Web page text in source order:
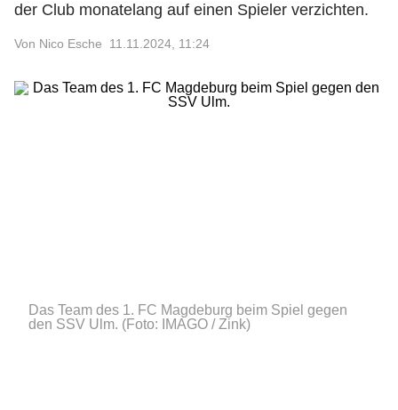
der Club monatelang auf einen Spieler verzichten.
Von Nico Esche 11.11.2024, 11:24
Das Team des 1. FC Magdeburg beim Spiel gegen
den SSV Ulm. (Foto: IMAGO / Zink)